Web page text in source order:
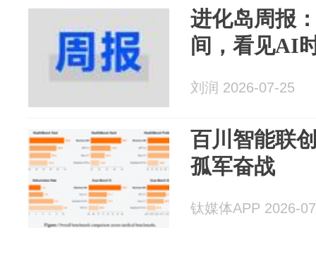
进化岛周报
间，看见AI
刘润 2026-07-25
百川智能联
孤军奋战
钛媒体APP 2026-